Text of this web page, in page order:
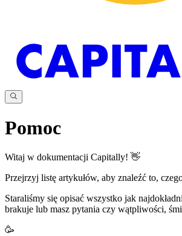
Pomoc
Witaj w dokumentacji Capitally! 👋
Przejrzyj listę artykułów, aby znaleźć to,
Staraliśmy się opisać wszystko jak
brakuje lub masz pytania czy wątpliwości,
🥳